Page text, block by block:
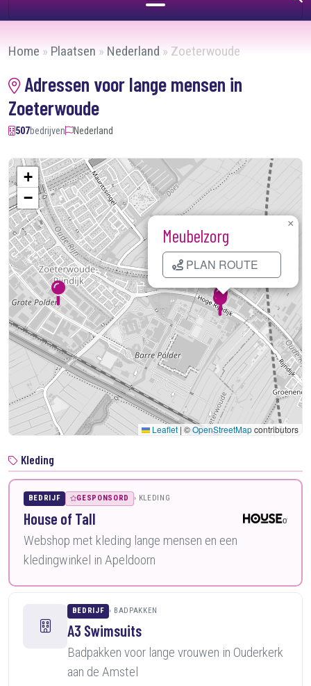
Home » Plaatsen » Nederland » Zoeterwoude
Adressen voor lange mensen in
Zoeterwoude
507bedrijven Nederland
Kaart laden...
Meubelzorg
PLAN ROUTE
×
+
−
Leaflet | ©OpenStreetMapcontributors
Kleding
BEDRIJF GESPONSORD KLEDING
House of Tall
Webshop met kleding lange mensen en een
kledingwinkel in Apeldoorn
BEDRIJF BADPAKKEN
A3 Swimsuits
Badpakken voor lange vrouwen in Ouderkerk
aan de Amstel